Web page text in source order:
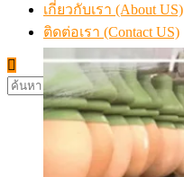
เกี่ยวกับเรา (About US)
ติดต่อเรา (Contact US)
ค้นหา
สำหรับ: